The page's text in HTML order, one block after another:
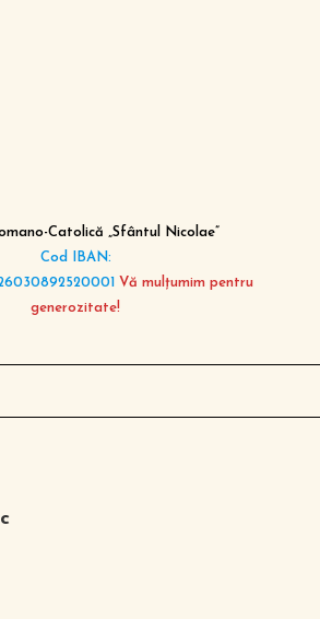
Catolică „Sfântul Nicolae”
Cod IBAN:
Vă mulțumim pentru
generozitate!